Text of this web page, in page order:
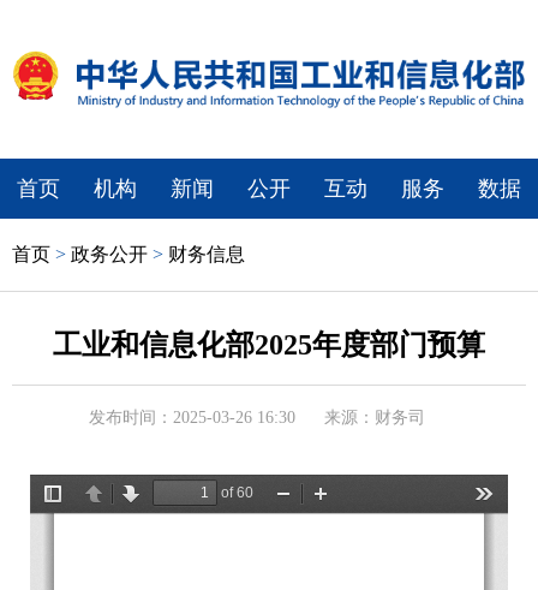
首页 机构 新闻 公开 互动 服务 数据
首页 > 政务公开 > 财务信息
工业和信息化部2025年度部门预算
发布时间：2025-03-26 16:30 来源：财务司